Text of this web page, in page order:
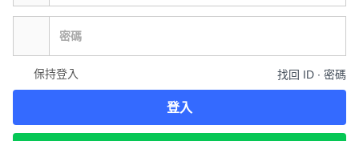
保持登入 找回 ID ∙ 密碼
登入